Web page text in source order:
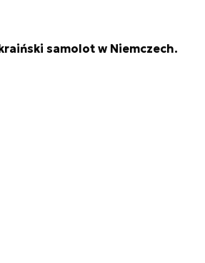
samolot w Niemczech.